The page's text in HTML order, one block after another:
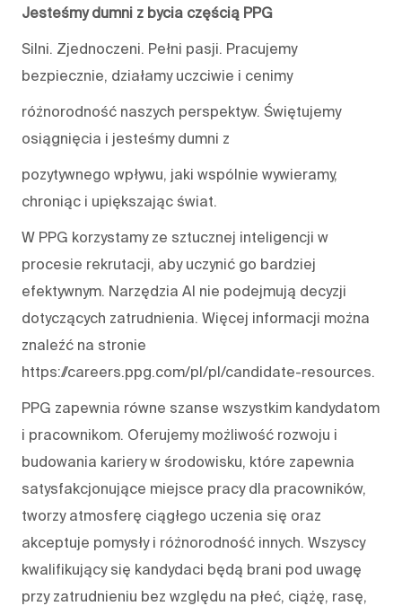
Jesteśmy dumni z bycia częścią PPG
Silni. Zjednoczeni. Pełni pasji. Pracujemy
bezpiecznie, działamy uczciwie i cenimy
różnorodność naszych perspektyw. Świętujemy
osiągnięcia i jesteśmy dumni z
pozytywnego wpływu, jaki wspólnie wywieramy,
chroniąc i upiększając świat.
W PPG korzystamy ze sztucznej inteligencji w
procesie rekrutacji, aby uczynić go bardziej
efektywnym. Narzędzia AI nie podejmują decyzji
dotyczących zatrudnienia. Więcej informacji można
znaleźć na stronie
https://careers.ppg.com/pl/pl/candidate-resources.
PPG zapewnia równe szanse wszystkim kandydatom
i pracownikom. Oferujemy możliwość rozwoju i
budowania kariery w środowisku, które zapewnia
satysfakcjonujące miejsce pracy dla pracowników,
tworzy atmosferę ciągłego uczenia się oraz
akceptuje pomysły i różnorodność innych. Wszyscy
kwalifikujący się kandydaci będą brani pod uwagę
przy zatrudnieniu bez względu na płeć, ciążę, rasę,